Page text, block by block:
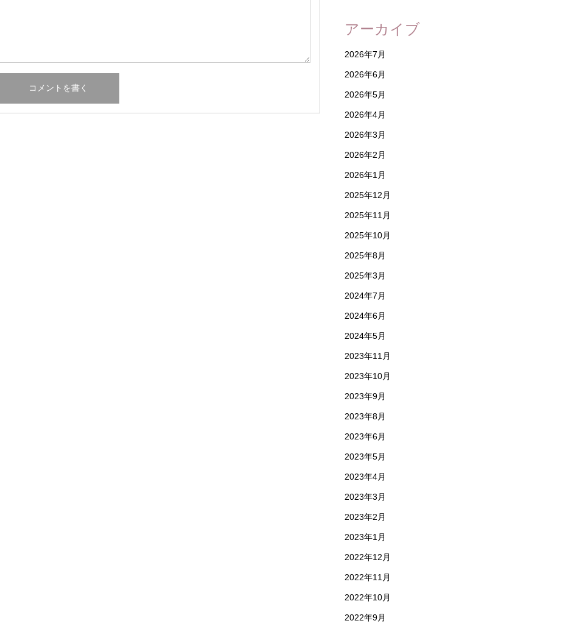
アーカイブ
2026年7月
2026年6月
2026年5月
2026年4月
2026年3月
2026年2月
2026年1月
2025年12月
2025年11月
2025年10月
2025年8月
2025年3月
2024年7月
2024年6月
2024年5月
2023年11月
2023年10月
2023年9月
2023年8月
2023年6月
2023年5月
2023年4月
2023年3月
2023年2月
2023年1月
2022年12月
2022年11月
2022年10月
2022年9月